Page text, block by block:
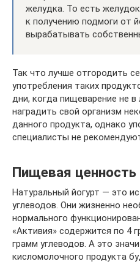
желудка. То есть
к получению подмоги от
вырабатывать
Так что лучше отгородить
употребления таких
дни, когда пищеварение не
наградить свой организм
данного продукта, однако
специалисты не
Пищевая ценность
Натуральный йогурт — это
углеводов. Они жизненно
нормального
«Активия» содержится по 4
грамм углеводов. А это
кисломолочного продукта